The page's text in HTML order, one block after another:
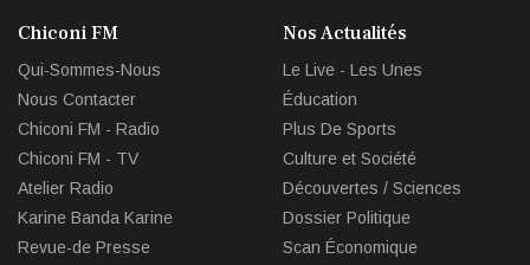
Chiconi FM
Qui-Sommes-Nous
Nous Contacter
Chiconi FM - Radio
Chiconi FM - TV
Atelier Radio
Karine Banda Karine
Revue-de Presse
Nos Actualités
Le Live - Les Unes
Éducation
Plus De Sports
Culture et Société
Découvertes / Sciences
Dossier Politique
Scan Économique